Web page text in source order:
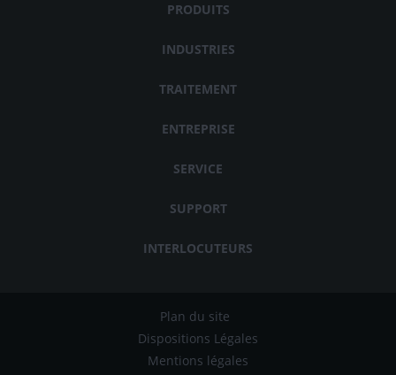
PRODUITS
INDUSTRIES
TRAITEMENT
ENTREPRISE
SERVICE
SUPPORT
INTERLOCUTEURS
Plan du site
Dispositions Légales
Mentions légales